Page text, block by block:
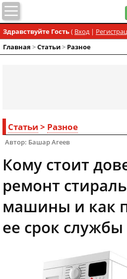
Здравствуйте Гость( Вход|
Главная >Статьи> Разное
Статьи > Разное
Автор: Башар Агеев
Кому стоит
ремонт
машины и как
ее срок службы